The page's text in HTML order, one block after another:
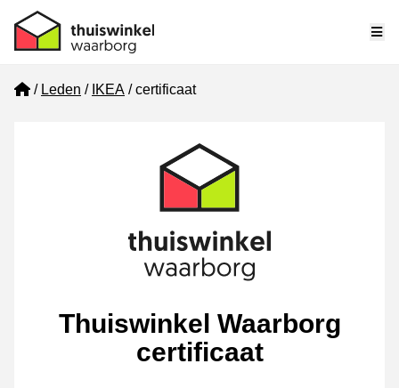
Home
Leden IKEA certificaat
Thuiswinkel Waarborg
certificaat